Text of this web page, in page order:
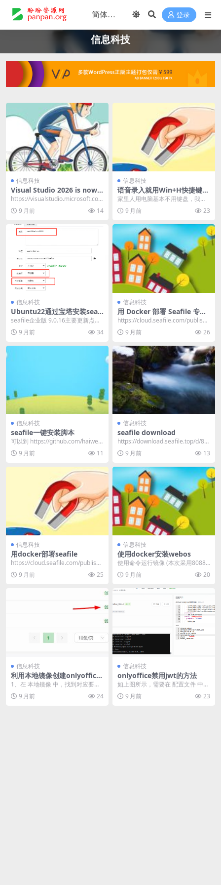
登录
信息科技
信息科技
Visual Studio 2026 is now g
enerally available（VS202
6）
https://visualstudio.microsoft.co
m/zh-ha...
9 月前 14
信息科技
语音录入就用Win+H快捷键
（实时语音转文字）
家里人用电脑基本不用键盘，我问
哪你们开电脑打字是怎么打的，她
们当着我的面打开wp...
9 月前 23
信息科技
Ubuntu22通过宝塔安装seafi
le 专业版9.0.16
seafile企业版 9.0.16主要更新点：
【功能恢复】恢复共享链接中匿名
用...9 月前 34
信息科技
用 Docker 部署 Seafile 专业
版
https://cloud.seafile.com/publishe
d/seaf...
9 月前 26
信息科技
seafile一键安装脚本
可以到 https://github.com/haiwen/
seafile-se...
9 月前 11
信息科技
seafile download
https://download.seafile.top/d/8c
29766a6...
9 月前 13
信息科技
用docker部署seafile
https://cloud.seafile.com/publishe
d/seaf...
9 月前 25
信息科技
使用docker安装webos
使用命令运行镜像 (本次采用8088
端口,文件配置持久化地址/data/we
bo...9 月前 20
信息科技
利用本地镜像创建onlyoffice
容器的方法（启用JWT）
1、在 本地镜像 中，找到对应要创
建容器的镜像，点后面的 创建容器
2、添加容...
9 月前 24
信息科技
onlyoffice禁用jwt的方法
如上图所示，需要在 配置文件 中改
成 environment: - JWT_EN...
9 月前 23